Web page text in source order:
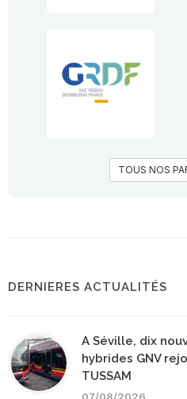
TOUS NOS
DERNIERES ACTUALITÉS
A Séville, dix
hybrides GNV
TUSSAM